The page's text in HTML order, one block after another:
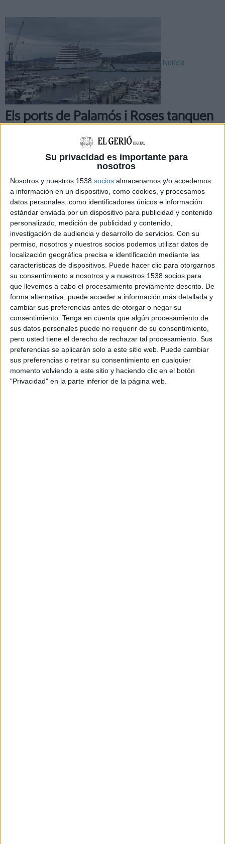
Su privacidad es importante para
nosotros
Nosotros y nuestros 1538 socios almacenamos y/o accedemos
a información en un dispositivo, como cookies, y procesamos
datos personales, como identificadores únicos e información
estándar enviada por un dispositivo para publicidad y contenido
personalizado, medición de publicidad y contenido,
investigación de audiencia y desarrollo de servicios. Con su
permiso, nosotros y nuestros socios podemos utilizar datos de
localización geográfica precisa e identificación mediante las
características de dispositivos. Puede hacer clic para otorgarnos
su consentimiento a nosotros y a nuestros 1538 socios para
que llevemos a cabo el procesamiento previamente descrito. De
forma alternativa, puede acceder a información más detallada y
cambiar sus preferencias antes de otorgar o negar su
consentimiento. Tenga en cuenta que algún procesamiento de
sus datos personales puede no requerir de su consentimiento,
pero usted tiene el derecho de rechazar tal procesamiento. Sus
preferencias se aplicarán solo a este sitio web. Puede cambiar
sus preferencias o retirar su consentimiento en cualquier
momento volviendo a este sitio y haciendo clic en el botón
"Privacidad" en la parte inferior de la página web.
Notícia
Els ports de Palamós i Roses tanquen
52.300 passatgers
Els ports de Palamós (Baix Empordà) i Roses (Alt Empordà)
52.300 passatgers, un 4,6% més que l'any passat, i 53 escales,
...
Notícia
Vallter 2000 inicia la temporada
d'estiu el 15 de juliol
L'estació de Boí Taüll, a l'Alta Ribagorça, i la de Vallter 2000,
al Ripollès, posen en marxa les activitats d'estiu aquest 15 de
juliol i s'afegeixen a ...